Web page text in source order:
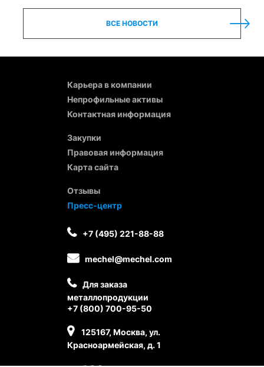
ВСЕ НОВОСТИ
Карьера в компании
Непрофильные активы
Контактная информация
Закупки
Правовая информация
Карта сайта
Отзывы
Пресс-центр
+7 (495) 221-88-88
mechel@mechel.com
Для заказа
металлопродукции
+7 (800) 700-95-50
125167, Москва, ул.
Красноармейская, д. 1